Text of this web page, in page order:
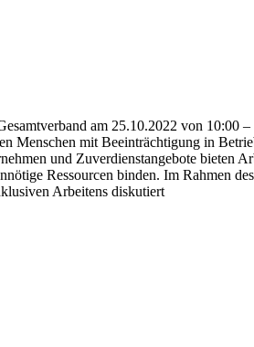
am 25.10.2022 von 10:00 –
Menschen mit Beeinträchtigung in
und Zuverdienstangebote bieten
Ressourcen binden. Im Rahmen
Arbeitens diskutiert